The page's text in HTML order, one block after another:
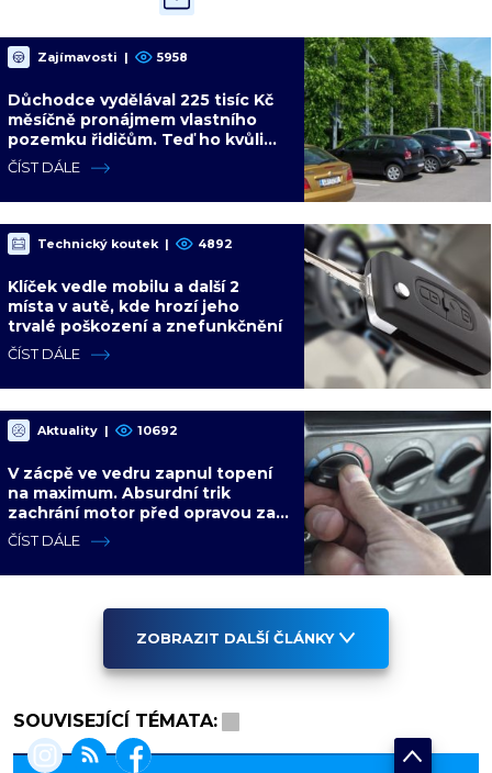
Zajímavosti | 5958
Důchodce vydělával 225 tisíc Kč
měsíčně pronájmem vlastního
pozemku řidičům. Teď ho kvůli
tomu čeká soud
ČÍST DÁLE
Technický koutek | 4892
Klíček vedle mobilu a další 2
místa v autě, kde hrozí jeho
trvalé poškození a znefunkčnění
ČÍST DÁLE
Aktuality | 10692
V zácpě ve vedru zapnul topení
na maximum. Absurdní trik
zachrání motor před opravou za
desítky tisíc
ČÍST DÁLE
ZOBRAZIT DALŠÍ ČLÁNKY
SOUVISEJÍCÍ TÉMATA: